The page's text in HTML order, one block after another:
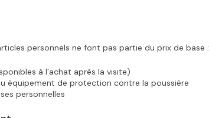
personnels ne font pas partie du prix de base :
à l'achat après la visite)
équipement de protection contre la poussière
personnelles